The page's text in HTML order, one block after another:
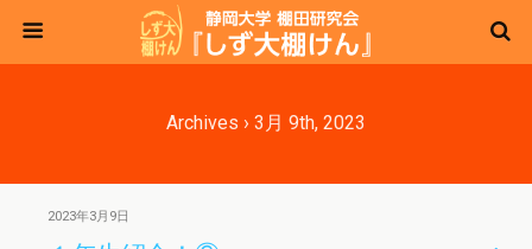
Archives › 3月 9th, 2023
2023年3月9日